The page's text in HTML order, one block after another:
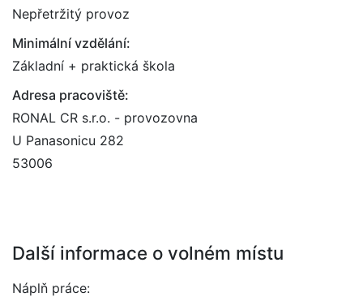
Nepřetržitý provoz
Minimální vzdělání:
Základní + praktická škola
Adresa pracoviště:
RONAL CR s.r.o. - provozovna
U Panasonicu 282
53006
Další informace o volném místu
Náplň práce: